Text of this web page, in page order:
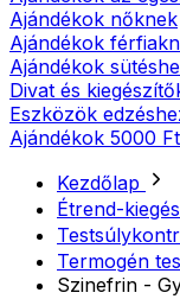
Ajándékok nőknek
Ajándékok
Ajándékok
Divat és
Eszközök
Ajándékok 5000
Kezdőlap
Étrend-
Termogén
Szinefrin -